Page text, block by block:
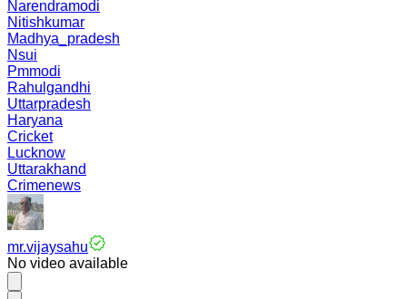
Narendramodi
Nitishkumar
Madhya_pradesh
Nsui
Pmmodi
Rahulgandhi
Uttarpradesh
Haryana
Cricket
Lucknow
Uttarakhand
Crimenews
mr.vijaysahu
No video available